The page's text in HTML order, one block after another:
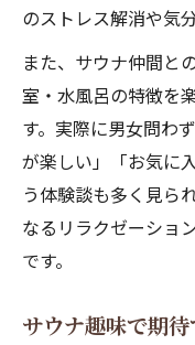
のストレス解消や気
また、サウナ仲間と
室・水風呂の特徴を
す。実際に男女問わ
が楽しい」「お気に
う体験談も多く見ら
なるリラクゼーショ
です。
サウナ趣味で期